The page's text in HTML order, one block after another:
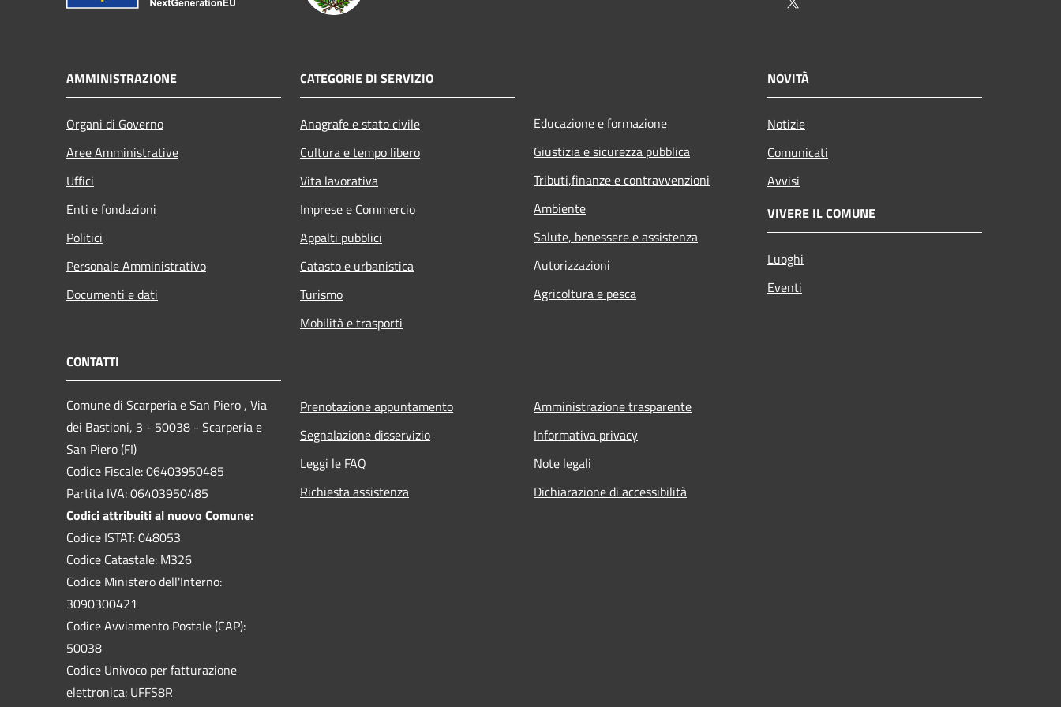
AMMINISTRAZIONE
Organi di Governo
Aree Amministrative
Uffici
Enti e fondazioni
Politici
Personale Amministrativo
Documenti e dati
CATEGORIE DI SERVIZIO
Anagrafe e stato civile
Cultura e tempo libero
Vita lavorativa
Imprese e Commercio
Appalti pubblici
Catasto e urbanistica
Turismo
Mobilità e trasporti
Educazione e formazione
Giustizia e sicurezza pubblica
Tributi,finanze e contravvenzioni
Ambiente
Salute, benessere e assistenza
Autorizzazioni
Agricoltura e pesca
NOVITÀ
Notizie
Comunicati
Avvisi
VIVERE IL COMUNE
Luoghi
Eventi
CONTATTI
Comune di Scarperia e San Piero , Via
dei Bastioni, 3 - 50038 - Scarperia e
San Piero (FI)
Codice Fiscale: 06403950485
Partita IVA: 06403950485
Codici attribuiti al nuovo Comune:
Codice ISTAT: 048053
Codice Catastale: M326
Codice Ministero dell'Interno:
3090300421
Codice Avviamento Postale (CAP):
50038
Codice Univoco per fatturazione
elettronica: UFFS8R
Prenotazione appuntamento
Segnalazione disservizio
Leggi le FAQ
Richiesta assistenza
Amministrazione trasparente
Informativa privacy
Note legali
Dichiarazione di accessibilità